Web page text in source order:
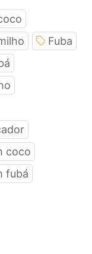
Fuba
coco
fubá